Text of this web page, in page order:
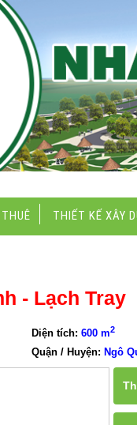
THIẾT KẾ XÂY
- Lạch Tray
Diện tích: 600 m2
Quận / Huyện: Ngô